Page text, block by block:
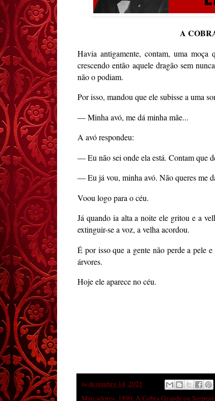
A
Havia antigamente, contam, uma
crescendo então aquele dragão sem
não o podiam.
Por isso, mandou que ele subisse a uma
— Minha avó, me dá minha mãe...
A avó respondeu:
— Eu não sei onde ela está. Contam que
— Eu já vou, minha avó. Não queres me
Voou logo para o céu.
Já quando ia alta a noite ele gritou e a
extinguir-se a voz, a velha acordou.
É por isso que a gente não perde a pele
árvores.
Hoje ele aparece no céu.
àsdezembro 14, 2021
Marcadores: 1890,A Cobra Grande ou